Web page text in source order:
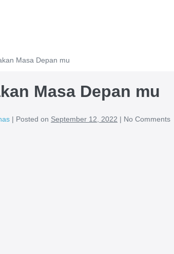
Masa Depan mu
Masa Depan mu
| Posted on September 12, 2022 | No Comments